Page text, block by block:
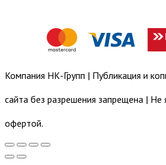
Компания НК-Групп | Публикация и
сайта без разрешения запрещена | Не
офертой.